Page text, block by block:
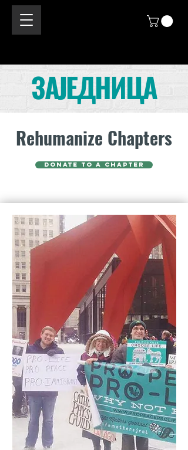
ЗАЈЕДНИЦА
Rehumanize Chapters
donate to a chapter